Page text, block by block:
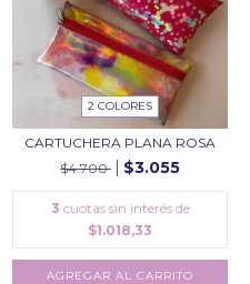
2 COLORES
CARTUCHERA PLANA ROSA
$4.700
$3.055
3 cuotas sin interés de
$1.018,33
AGREGAR AL CARRITO